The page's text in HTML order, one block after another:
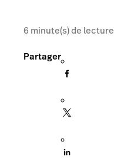
6 minute(s) de lecture
Partager